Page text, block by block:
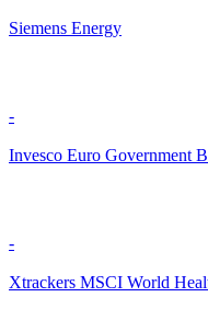
Siemens Energy
-
Invesco Euro Government
-
Xtrackers MSCI World